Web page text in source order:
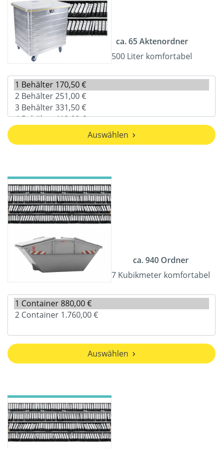
ca. 65 Aktenordner
500 Liter komfortabel
Auswählen
ca. 940 Ordner
7 Kubikmeter komfortabel
Auswählen